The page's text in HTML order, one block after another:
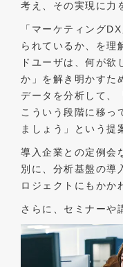
考え、その実現に力
「マーケティング
られているか、を理
ドユーザは、何が欲
か」を解き明かすた
データを分析して、
こういう段階に移っ
ましょう」という提
導入企業との定例会
別に、分析基盤の導
ロジェクトにもかか
さらに、セミナーや